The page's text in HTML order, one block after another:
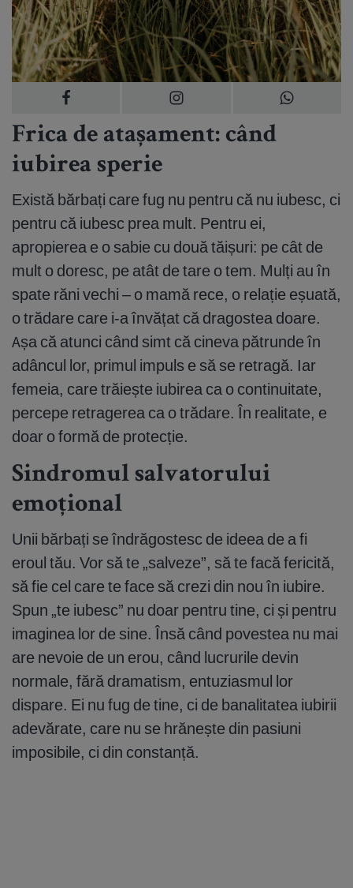
Frica de atașament: când
iubirea sperie
Există bărbați care fug nu pentru că nu iubesc, ci
pentru că iubesc prea mult. Pentru ei,
apropierea e o sabie cu două tăișuri: pe cât de
mult o doresc, pe atât de tare o tem. Mulți au în
spate răni vechi – o mamă rece, o relație eșuată,
o trădare care i-a învățat că dragostea doare.
Așa că atunci când simt că cineva pătrunde în
adâncul lor, primul impuls e să se retragă. Iar
femeia, care trăiește iubirea ca o continuitate,
percepe retragerea ca o trădare. În realitate, e
doar o formă de protecție.
Sindromul salvatorului
emoțional
Unii bărbați se îndrăgostesc de ideea de a fi
eroul tău. Vor să te „salveze”, să te facă fericită,
să fie cel care te face să crezi din nou în iubire.
Spun „te iubesc” nu doar pentru tine, ci și pentru
imaginea lor de sine. Însă când povestea nu mai
are nevoie de un erou, când lucrurile devin
normale, fără dramatism, entuziasmul lor
dispare. Ei nu fug de tine, ci de banalitatea iubirii
adevărate, care nu se hrănește din pasiuni
imposibile, ci din constanță.